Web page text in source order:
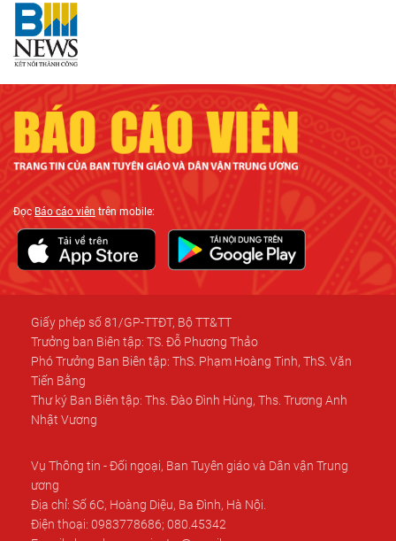
ĐọcBáo cáo viên trên mobile:
Giấy phép số 81/GP-TTĐT, Bộ TT&TT
Trưởng ban Biên tập: TS. Đỗ Phương Thảo
Phó Trưởng Ban Biên tập: ThS. Phạm Hoàng Tinh, ThS. Văn
Tiến Bằng
Thư ký Ban Biên tập: Ths. Đào Đình Hùng, Ths. Trương Anh
Nhật Vương
Vụ Thông tin - Đối ngoại, Ban Tuyên giáo và Dân vận Trung
ương
Địa chỉ: Số 6C, Hoàng Diệu, Ba Đình, Hà Nội.
Điện thoại: 0983778686; 080.45342